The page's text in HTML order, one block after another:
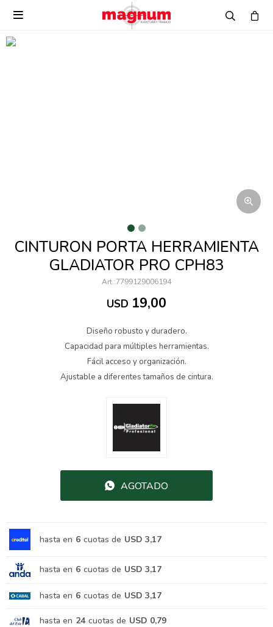

CINTURON PORTA HERRAMIENTA
GLADIATOR PRO CPH83
7799129006194
USD 19,00
Diseño robusto y duradero.
Capacidad para múltiples herramientas.
Fácil acceso y organización.
Ajustable a diferentes tamaños de cintura.
AGOTADO
hasta en 6 cuotas de USD 3,17
hasta en 6 cuotas de USD 3,17
hasta en 6 cuotas de USD 3,17
hasta en 24 cuotas de USD 0,79